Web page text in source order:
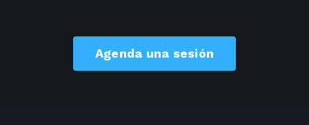
Agenda una sesión